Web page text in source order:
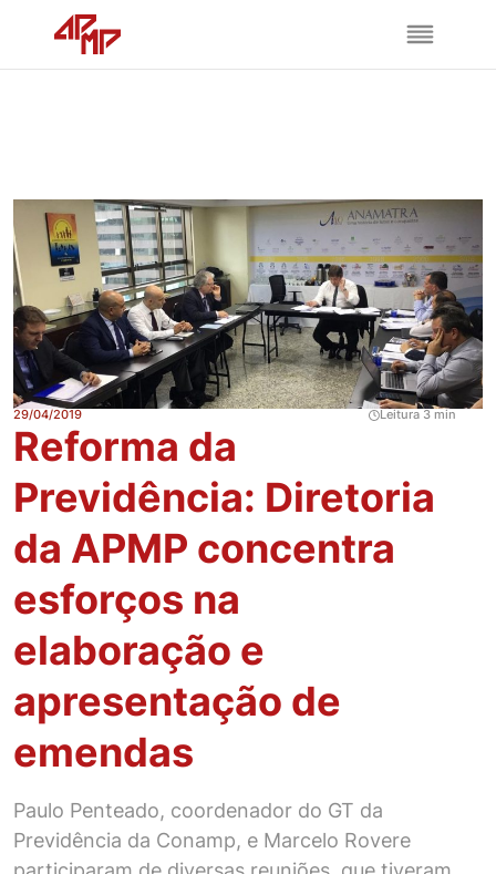
29/04/2019 Leitura 3 min
Reforma da
Previdência: Diretoria
da APMP concentra
esforços na
elaboração e
apresentação de
emendas
Paulo Penteado, coordenador do GT da
Previdência da Conamp, e Marcelo Rovere